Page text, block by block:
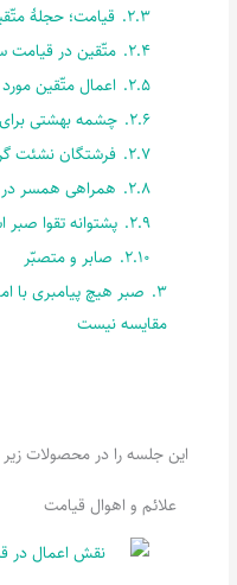
2.3. قیامت؛ حجلۀ
2.4. متّقین در قیامت
2.5. اعمال متّقین
2.6. چشمه بهشتی
2.7. فرشتگان نشئت
2.8. همراهی همسر
2.9. پشتوانه تقوا
2.10. صابر و متصبّر
3. صبر هیچ پیامبری با
مقایسه نیست
این جلسه را در محصولات
علائم و اهوال قیامت